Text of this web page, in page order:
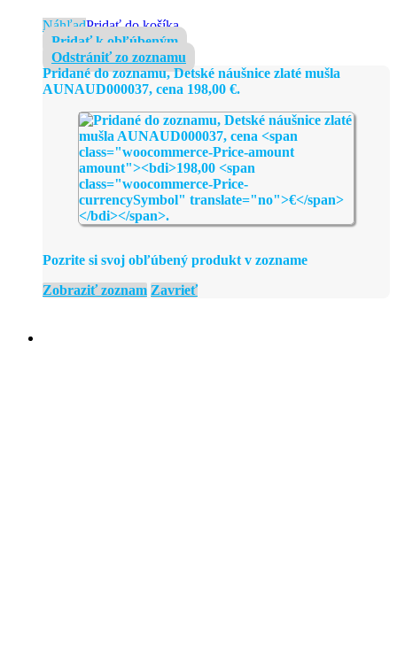
NáhľadPridať do košíka
Pridať k obľúbeným
Odstrániť zo zoznamu
Pridané do zoznamu, Detské náušnice zlaté mušla
AUNAUD000037, cena 198,00 €.
Pozrite si svoj obľúbený produkt v zozname
Zobraziť zoznam Zavrieť